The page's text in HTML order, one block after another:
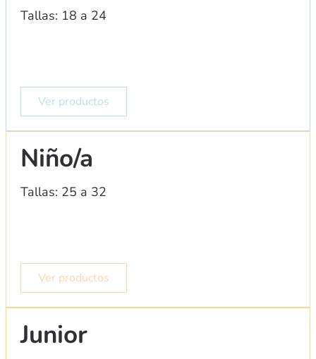
Tallas: 18 a 24
Ver productos
Niño/a
Tallas: 25 a 32
Ver productos
Junior